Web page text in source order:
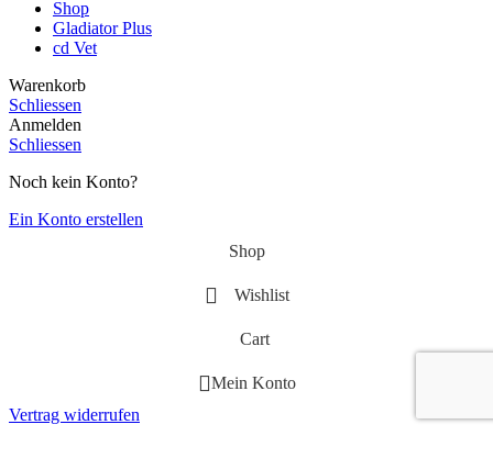
Shop
Gladiator Plus
cd Vet
Warenkorb
Schliessen
Anmelden
Schliessen
Noch kein Konto?
Ein Konto erstellen
Shop
Wishlist
Cart
Mein Konto
Vertrag widerrufen